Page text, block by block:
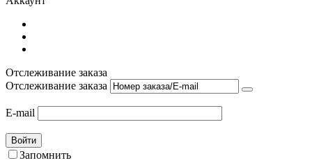
Отслеживание заказа
Отслеживание заказа
E-mail
Войти
Запомнить